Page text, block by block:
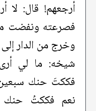
أرجعهم! قال: لا
فصرعته ونفضت
وخرج من الدار
شيخه: ما لي
فككتَ حنك
نعم فككتُ حنك